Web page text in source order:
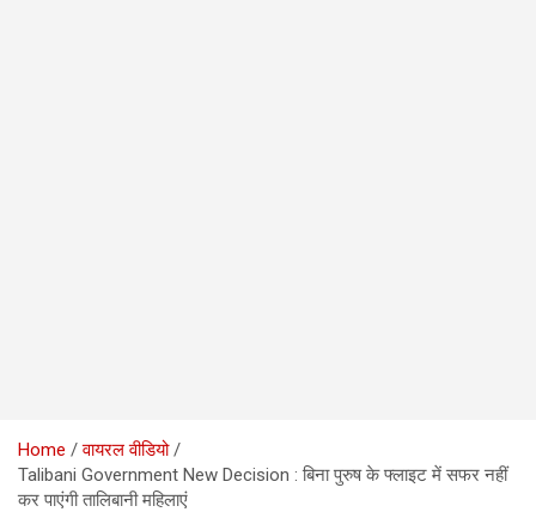
Home
वायरल वीडियो
Talibani Government New Decision : बिना पुरुष के फ्लाइट में सफर नहीं
कर पाएंगी तालिबानी महिलाएं